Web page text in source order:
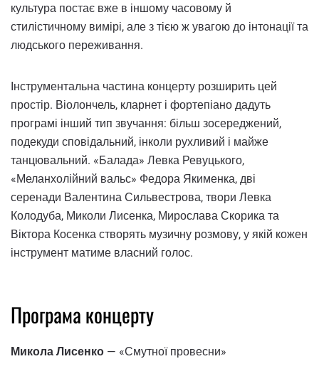
культура постає вже в іншому часовому й
стилістичному вимірі, але з тією ж увагою до інтонації та
людського переживання.
Інструментальна частина концерту розширить цей
простір. Віолончель, кларнет і фортепіано дадуть
програмі інший тип звучання: більш зосереджений,
подекуди сповідальний, інколи рухливий і майже
танцювальний. «Балада» Левка Ревуцького,
«Меланхолійний вальс» Федора Якименка, дві
серенади Валентина Сильвестрова, твори Левка
Колодуба, Миколи Лисенка, Мирослава Скорика та
Віктора Косенка створять музичну розмову, у якій кожен
інструмент матиме власний голос.
Програма концерту
Микола Лисенко — «Смутної провесни»